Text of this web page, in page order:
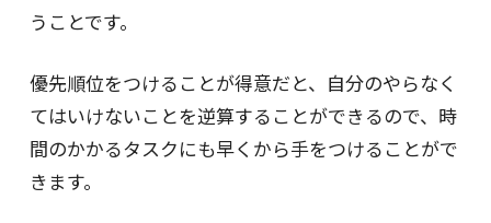
うことです。
優先順位をつけることが得意だと、自分のやらなく
てはいけないことを逆算することができるので、時
間のかかるタスクにも早くから手をつけることがで
きます。